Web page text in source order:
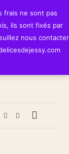
frais ne sont pas
ils sont fixés par
nous contacter